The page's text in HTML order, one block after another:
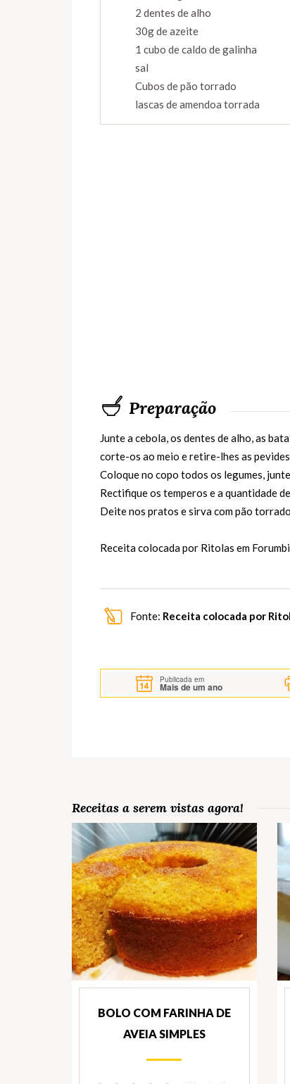
2 dentes de alho
30g de azeite
1 cubo de caldo de galinha
sal
Cubos de pão torrado
lascas de amendoa torrada
Preparação
Junte a cebola, os dentes de alho, as
corte-os ao meio e retire-lhes as
Coloque no copo todos os legumes,
Rectifique os temperos e a quantidade
Deite nos pratos e sirva com pão
Receita colocada por Ritolas em
Fonte: Receita colocada por
Publicada em
Mais de um ano
Receitas a serem vistas agora!
BOLO COM FARINHA DE
AVEIA SIMPLES